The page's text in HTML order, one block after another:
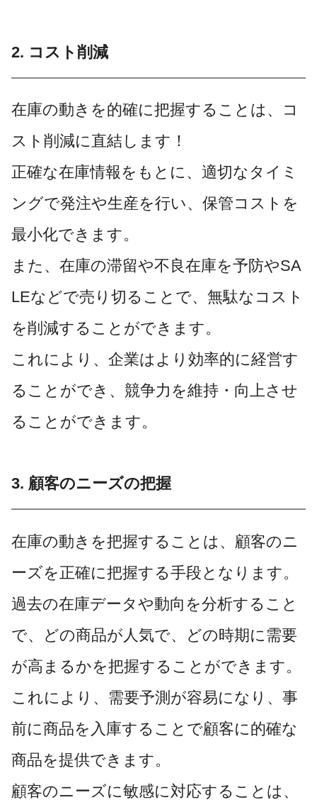
2. コスト削減
在庫の動きを的確に把握することは、コ
スト削減に直結します！
正確な在庫情報をもとに、適切なタイミ
ングで発注や生産を行い、保管コストを
最小化できます。
また、在庫の滞留や不良在庫を予防やSA
LEなどで売り切ることで、無駄なコスト
を削減することができます。
これにより、企業はより効率的に経営す
ることができ、競争力を維持・向上させ
ることができます。
3. 顧客のニーズの把握
在庫の動きを把握することは、顧客のニ
ーズを正確に把握する手段となります。
過去の在庫データや動向を分析すること
で、どの商品が人気で、どの時期に需要
が高まるかを把握することができます。
これにより、需要予測が容易になり、事
前に商品を入庫することで顧客に的確な
商品を提供できます。
顧客のニーズに敏感に対応することは、